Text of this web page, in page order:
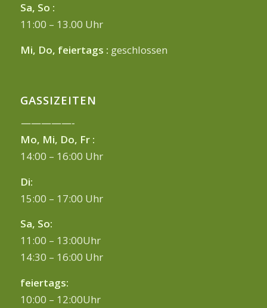
Sa, So :
11:00 – 13.00 Uhr
Mi, Do, feiertags : geschlossen
GASSIZEITEN
—————-
Mo, Mi, Do, Fr :
14:00 – 16:00 Uhr
Di:
15:00 – 17:00 Uhr
Sa, So:
11:00 – 13:00Uhr
14:30 – 16:00 Uhr
feiertags:
10:00 – 12:00Uhr